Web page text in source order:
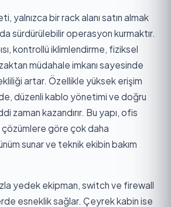
yalnızca bir rack alanı satın almak
sürdürülebilir operasyon kurmaktır.
kontrollü iklimlendirme, fiziksel
müdahale imkanı sayesinde
artar. Özellikle yüksek erişim
düzenli kablo yönetimi ve doğru
zaman kazandırır. Bu yapı, ofis
göre çok daha
sunar ve teknik ekibin bakım
yedek ekipman, switch ve firewall
esneklik sağlar. Çeyrek kabin ise